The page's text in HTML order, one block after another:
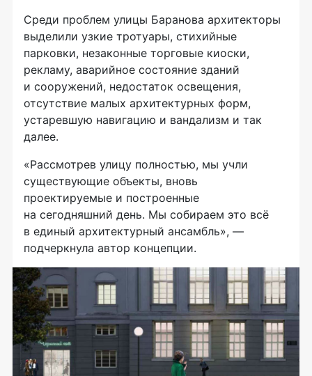
Среди проблем улицы Баранова архитекторы
выделили узкие тротуары, стихийные
парковки, незаконные торговые киоски,
рекламу, аварийное состояние зданий
и сооружений, недостаток освещения,
отсутствие малых архитектурных форм,
устаревшую навигацию и вандализм и так
далее.
«Рассмотрев улицу полностью, мы учли
существующие объекты, вновь
проектируемые и построенные
на сегодняшний день. Мы собираем это всё
в единый архитектурный ансамбль», —
подчеркнула автор концепции.